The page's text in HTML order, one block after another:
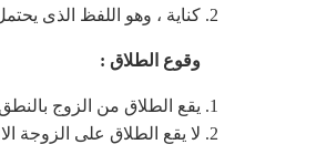
كناية ، وهو اللفظ الذى
وقوع الطلاق :
يقع الطلاق من الزوج
لا يقع الطلاق على الزوجة